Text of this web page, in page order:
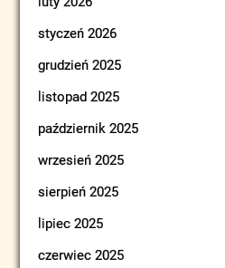
styczeń 2026
grudzień 2025
listopad 2025
październik 2025
wrzesień 2025
sierpień 2025
lipiec 2025
czerwiec 2025